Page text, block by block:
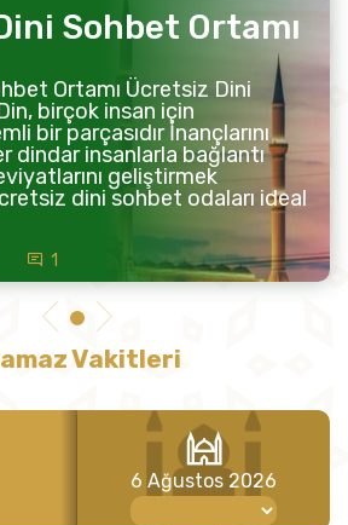
Sohbet Ortamı
Ortamı Ücretsiz Dini
birçok insan için
bir parçasıdır İnançlarını
dindar insanlarla bağlantı
geliştirmek
dini sohbet odaları ideal
1
Vakitleri
Öğle
6 Ağustos 2026